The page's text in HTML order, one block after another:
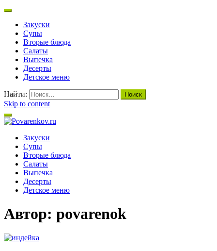
Закуски
Супы
Вторые блюда
Салаты
Выпечка
Десерты
Детское меню
Найти:
Skip to content
Povarenkov.ru
Вкусные и простые рецепты!
Закуски
Супы
Вторые блюда
Салаты
Выпечка
Десерты
Детское меню
Автор: povarenok